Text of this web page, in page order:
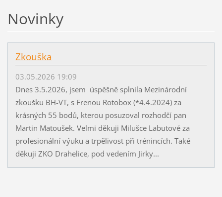
Novinky
Zkouška
03.05.2026 19:09
Dnes 3.5.2026, jsem úspěšně splnila Mezinárodní
zkoušku BH-VT, s Frenou Rotobox (*4.4.2024) za
krásných 55 bodů, kterou posuzoval rozhodčí pan
Martin Matoušek. Velmi děkuji Milušce Labutové za
profesionální výuku a trpělivost při trénincích. Také
děkuji ZKO Drahelice, pod vedením Jirky...